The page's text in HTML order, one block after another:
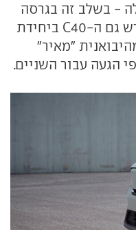
- בשלב זה בגרסה
החשמלית בלבד. לצידו מתחדש גם ה-C40 ביחידת
"מאיר"
הגעה עבור השניים.